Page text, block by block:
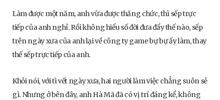
Làm được một năm, anh vừa được thăng chức, thì sếp trực
tiếp của anh nghỉ. Rồi không hiểu số đời đưa đẩy thế nào, sếp
trên ngày xưa của anh lại về công ty game bự bự ấy làm, thay
thế sếp trực tiếp của anh.
Khỏi nói, với tì vết ngày xưa, hai người làm việc chẳng suôn sẻ
gì. Nhưng ở bên đây, anh Hà Mã đã có vị trí đáng kể, không